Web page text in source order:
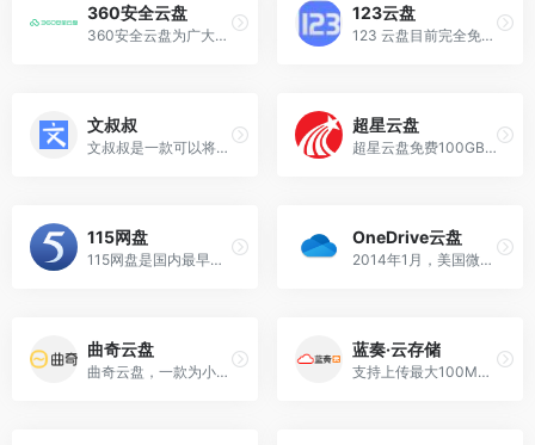
360安全云盘
360安全云盘为广大企事业单位公司和实名个人用户提供云存储及文件共享服务。
123云盘
123 云盘目前完全免费、注册后可以获得 2T 的空间容量、服务器采用阿里云的 CDN，数据安全性采用多副本异地部署加密存储数据。
文叔叔
文叔叔是一款可以将任意文件，简单、安全、极速传给你朋友的工具。不限速，注册后免费空间20G~
超星云盘
超星云盘免费100GB存储空间，上传下载均不限速。
115网盘
115网盘是国内最早一批上线的云存储项目，提供数据存储、智能应用、兴趣社交、生活学习等产品服务，是一款安全稳定、功能强大，能陪伴用户所有生命周期的智能生活产品。
OneDrive云盘
2014年1月，美国微软公司正式宣布SkyDrive更名为OneDrive。微软在YouTube宣布将旗下的云存储服务SkyDrive更名为OneDrive，是为了解决与英国天空广播公司的商标雷同案件。
曲奇云盘
曲奇云盘，一款为小团队量身定制的多人文件共享免费网盘。每个成员拥有2T超大个人空间，可自由创建群组，每个群组独享250G共享空间，成员使用独立账号在同一群组开展文件共享、协同……
蓝奏·云存储
支持上传最大100M的文件，不限速不限容量~